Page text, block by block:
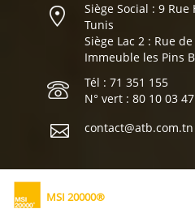
Siège Social : 9
Tunis
Siège Lac 2 : Rue
Immeuble les Pins
Tél : 71 351 155
N° vert : 80 10 03 47
contact@atb.com.tn
MSI 20000®